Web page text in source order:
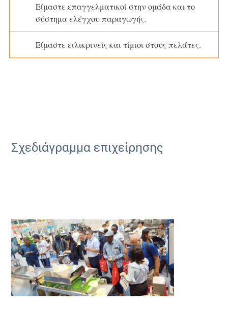
Είμαστε επαγγελματικοί στην ομάδα και το
σύστημα ελέγχου παραγωγής.
Είμαστε ειλικρινείς και τίμιοι στους πελάτες.
Σχεδιάγραμμα επιχείρησης